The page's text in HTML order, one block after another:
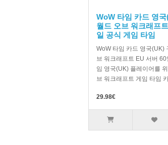
WoW 타임 카드 영
월드 오브 워크래프
일 공식 게임 타임
WoW 타임 카드 영국(UK)
브 워크래프트 EU 서버
임 영국(UK) 플레이어를
브 워크래프트 게임 타임
29.98€